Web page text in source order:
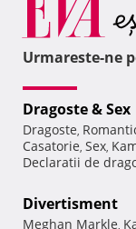
Urmareste-ne
Dragoste & Sex
Dragoste,
Casatorie, Sex,
Declaratii de
Divertisment
Meghan Markle,